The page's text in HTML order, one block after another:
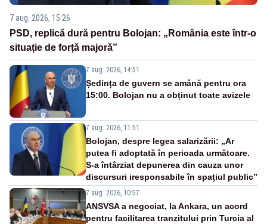
7 aug. 2026, 15:26
PSD, replică dură pentru Bolojan: „România este într-o
situație de forță majoră”
7 aug. 2026, 14:51
Ședința de guvern se amână pentru ora
15:00. Bolojan nu a obținut toate avizele
7 aug. 2026, 11:51
Bolojan, despre legea salarizării: „Ar
putea fi adoptată în perioada următoare.
S-a întârziat depunerea din cauza unor
discursuri iresponsabile în spaţiul public”
7 aug. 2026, 10:57
ANSVSA a negociat, la Ankara, un acord
pentru facilitarea tranzitului prin Turcia al